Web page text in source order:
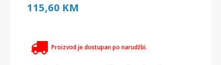
115,60 KM
Proizvod je dostupan po narudžbi.